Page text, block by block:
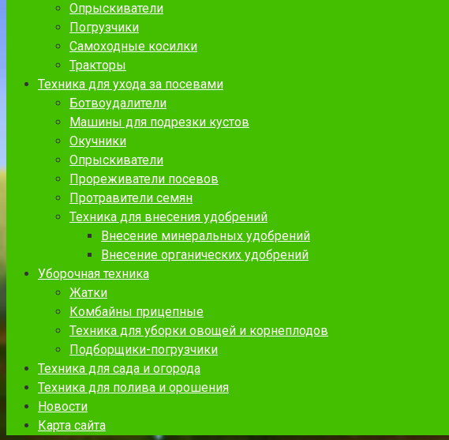
Опрыскиватели
Погрузчики
Самоходные косилки
Тракторы
Техника для ухода за посевами
Ботвоудалители
Машины для подрезки кустов
Окучники
Опрыскиватели
Прореживатели посевов
Протравители семян
Техника для внесения удобрений
Внесение минеральных удобрений
Внесение органических удобрений
Уборочная техника
Жатки
Комбайны прицепные
Техника для уборки овощей и корнеплодов
Подборщики-погрузчики
Техника для сада и огорода
Техника для полива и орошения
Новости
Карта сайта